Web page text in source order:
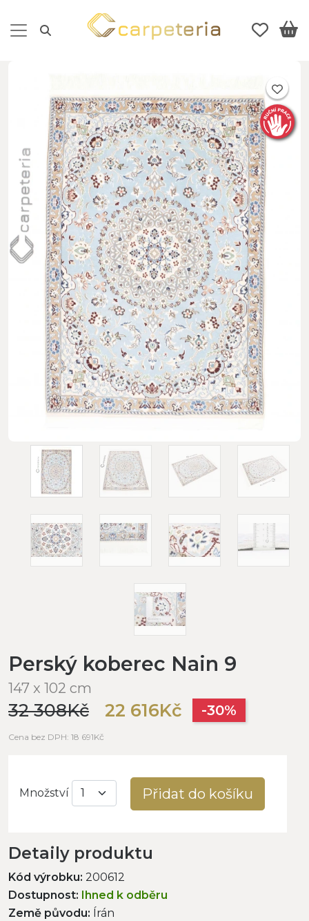
Perský koberec Nain 9
147 x 102 cm
32 308Kč 22 616Kč -30%
Cena bez DPH: 18 691Kč
Množství Přidat do košíku
Detaily produktu
Kód výrobku: 200612
Dostupnost: Ihned k odběru
Země původu: Írán